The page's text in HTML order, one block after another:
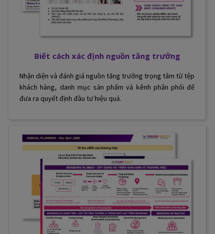
Nhận diện và đánh giá nguồn tăng trưởng trọng tâm từ tệp
khách hàng, danh mục sản phẩm và kênh phân phối để
đưa ra quyết định đầu tư hiệu quả.
Biết cách xác định nguồn tăng trưởng